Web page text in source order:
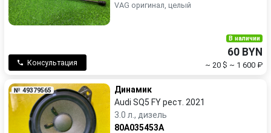
VAG оригинал, целый
Консультация
В наличии
60 BYN
~ 20 $ ~ 1 600 ₽
№ 49379565
Динамик
Audi SQ5 FY рест. 2021
3.0 л., дизель
80A035453A